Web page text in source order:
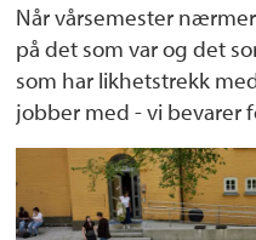
Når vårsemester
på det som var og det
som har likhetstrekk
jobber med - vi bevarer